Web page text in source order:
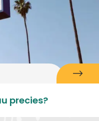
precies?